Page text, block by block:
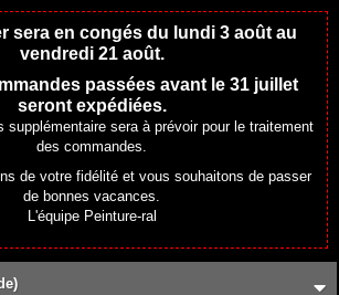
sera en congés du lundi 3 août au
vendredi 21 août.
passées avant le 31 juillet
seront expédiées.
supplémentaire sera à prévoir pour le traitement
des commandes.
de votre fidélité et vous souhaitons de passer
de bonnes vacances.
L'équipe Peinture-ral